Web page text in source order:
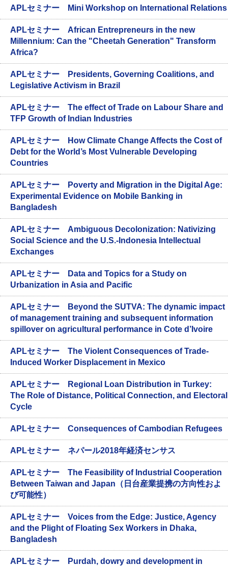
APLセミナー Mini Workshop on International Relations
APLセミナー African Entrepreneurs in the new
Millennium: Can the "Cheetah Generation" Transform
Africa?
APLセミナー Presidents, Governing Coalitions, and
Legislative Activism in Brazil
APLセミナー The effect of Trade on Labour Share and
TFP Growth of Indian Industries
APLセミナー How Climate Change Affects the Cost of
Debt for the World’s Most Vulnerable Developing
Countries
APLセミナー Poverty and Migration in the Digital Age:
Experimental Evidence on Mobile Banking in
Bangladesh
APLセミナー Ambiguous Decolonization: Nativizing
Social Science and the U.S.-Indonesia Intellectual
Exchanges
APLセミナー Data and Topics for a Study on
Urbanization in Asia and Pacific
APLセミナー Beyond the SUTVA: The dynamic impact
of management training and subsequent information
spillover on agricultural performance in Cote d’Ivoire
APLセミナー The Violent Consequences of Trade-
Induced Worker Displacement in Mexico
APLセミナー Regional Loan Distribution in Turkey:
The Role of Distance, Political Connection, and Electoral
Cycle
APLセミナー Consequences of Cambodian Refugees
APLセミナー ネパール2018年経済センサス
APLセミナー The Feasibility of Industrial Cooperation
Between Taiwan and Japan（日台産業提携の方向性およ
び可能性）
APLセミナー Voices from the Edge: Justice, Agency
and the Plight of Floating Sex Workers in Dhaka,
Bangladesh
APLセミナー Purdah, dowry and development in